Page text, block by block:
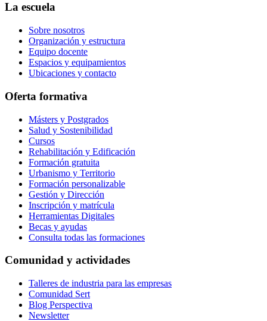
La escuela
Sobre nosotros
Organización y estructura
Equipo docente
Espacios y equipamientos
Ubicaciones y contacto
Oferta formativa
Másters y Postgrados
Salud y Sostenibilidad
Cursos
Rehabilitación y Edificación
Formación gratuita
Urbanismo y Territorio
Formación personalizable
Gestión y Dirección
Inscripción y matrícula
Herramientas Digitales
Becas y ayudas
Consulta todas las formaciones
Comunidad y actividades
Talleres de industria para las empresas
Comunidad Sert
Blog Perspectiva
Newsletter